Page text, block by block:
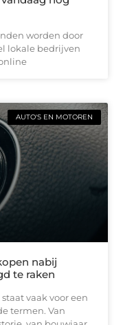
worden door
lokale bedrijven
AUTO'S EN MOTOREN
nabij
te raken
vaak voor een
termen. Van